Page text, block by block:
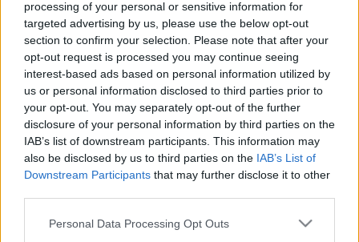
processing of your personal or sensitive information for
targeted advertising by us, please use the below opt-out
section to confirm your selection. Please note that after your
opt-out request is processed you may continue seeing
interest-based ads based on personal information utilized by
us or personal information disclosed to third parties prior to
your opt-out. You may separately opt-out of the further
disclosure of your personal information by third parties on the
IAB’s list of downstream participants. This information may
also be disclosed by us to third parties on the IAB’s List of
Downstream Participants that may further disclose it to other
Please note that this website/app uses one or more Google
Personal Data Processing Opt Outs
gazdagodott a debreceni állatkert, a papagájok a
csehországi Ostrava állatkertjéből érkeztek a Nagyerdőbe.
EGYÉB
Madárlakópark-sétányt adtak át a
debreceni Nagyerdőben
Madárlakópark-sétányt alakítottak ki a debreceni Nagyerdő
parkerdei területén, a 16 állomásos sétányt szerdán adták